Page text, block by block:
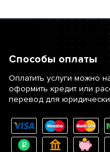
Способы оплаты
Оплатить услуги можно
оформить кредит или
перевод для